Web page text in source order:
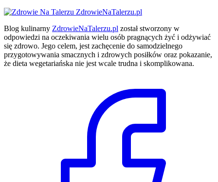
ZdrowieNaTalerzu.pl
Blog kulinarny ZdrowieNaTalerzu.pl został stworzony w
odpowiedzi na oczekiwania wielu osób pragnących żyć i odżywiać
się zdrowo. Jego celem, jest zachęcenie do samodzielnego
przygotowywania smacznych i zdrowych posiłków oraz pokazanie,
że dieta wegetariańska nie jest wcale trudna i skomplikowana.